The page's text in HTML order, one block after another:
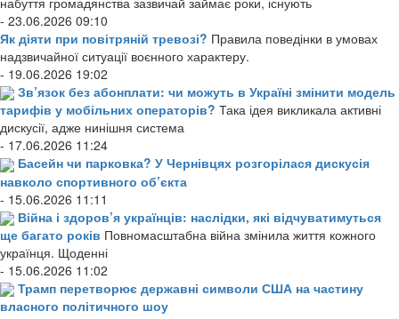
- 23.06.2026 09:10
Як діяти при повітряній тревозі? Правила поведінки в умовах
надзвичайної ситуації воєнного характеру.
- 19.06.2026 19:02
Зв’язок без абонплати: чи можуть в Україні змінити модель
тарифів у мобільних операторів? Така ідея викликала активні
дискусії, адже нинішня система
- 17.06.2026 11:24
Басейн чи парковка? У Чернівцях розгорілася дискусія
навколо спортивного об’єкта
- 15.06.2026 11:11
Війна і здоров’я українців: наслідки, які відчуватимуться
ще багато років Повномасштабна війна змінила життя кожного
українця. Щоденні
- 15.06.2026 11:02
Трамп перетворює державні символи США на частину
власного політичного шоу